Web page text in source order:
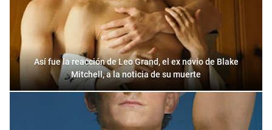
Así fue la reacción de Leo Grand, el ex novio de Blake
Mitchell, a la noticia de su muerte